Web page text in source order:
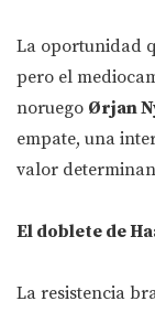
La oportunidad
pero el
noruego Ørjan
empate, una
valor
El doblete de
La resistencia